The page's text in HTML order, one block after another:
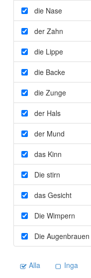
die Nase
der Zahn
die Lippe
die Backe
die Zunge
der Hals
der Mund
das Kinn
Die stirn
das Gesicht
Die Wimpern
Die Augenbrauen
Alla Inga